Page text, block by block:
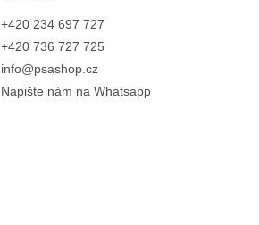
+420 234 697 727
+420 736 727 725
info@psashop.cz
Napište nám na Whatsapp